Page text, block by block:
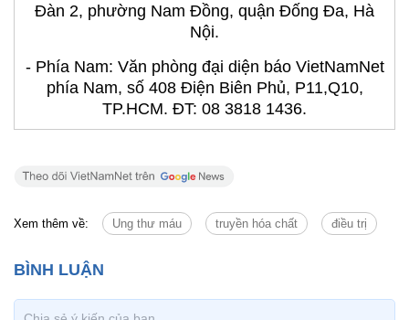
Đàn 2, phường Nam Đồng, quận Đống Đa, Hà
Nội.
- Phía Nam: Văn phòng đại diện báo VietNamNet
phía Nam, số 408 Điện Biên Phủ, P11,Q10,
TP.HCM. ĐT: 08 3818 1436.
Xem thêm về: Ung thư máu truyền hóa chất điều trị